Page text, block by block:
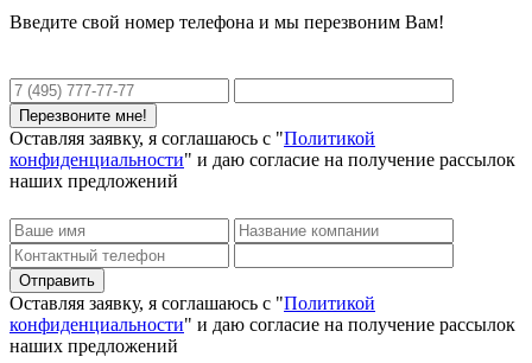
Введите свой номер телефона и мы перезвоним Вам!
Оставляя заявку, я соглашаюсь с "Политикой
конфиденциальности" и даю согласие на получение рассылок
наших предложений
Оставляя заявку, я соглашаюсь с "Политикой
конфиденциальности" и даю согласие на получение рассылок
наших предложений